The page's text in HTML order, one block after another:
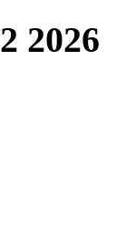
2026